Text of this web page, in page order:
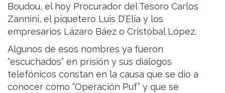
Boudou, el hoy Procurador del Tesoro Carlos
Zannini, el piquetero Luis D’Elía y los
empresarios Lázaro Báez o Cristóbal López.
Algunos de esos nombres ya fueron
“escuchados” en prisión y sus diálogos
telefónicos constan en la causa que se dio a
conocer como “Operación Puf” y que se